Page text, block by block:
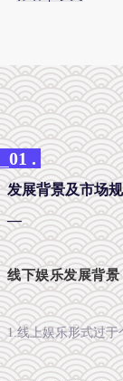
01 .
发展背景及市场
—
线下娱乐发展背景
1.线上娱乐形式过